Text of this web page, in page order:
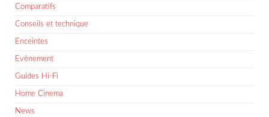
Comparatifs
Conseils et technique
Enceintes
Evènement
Guides Hi-Fi
Home Cinema
News